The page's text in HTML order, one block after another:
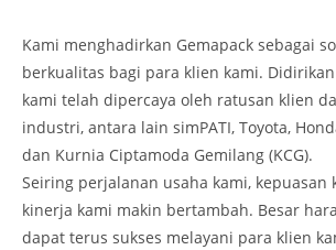
Kami menghadirkan Gemapack sebagai
berkualitas bagi para klien kami.
kami telah dipercaya oleh ratusan klien
industri, antara lain simPATI, Toyota,
dan Kurnia Ciptamoda Gemilang (KCG).
Seiring perjalanan usaha kami, kepuasan
kinerja kami makin bertambah. Besar
dapat terus sukses melayani para klien